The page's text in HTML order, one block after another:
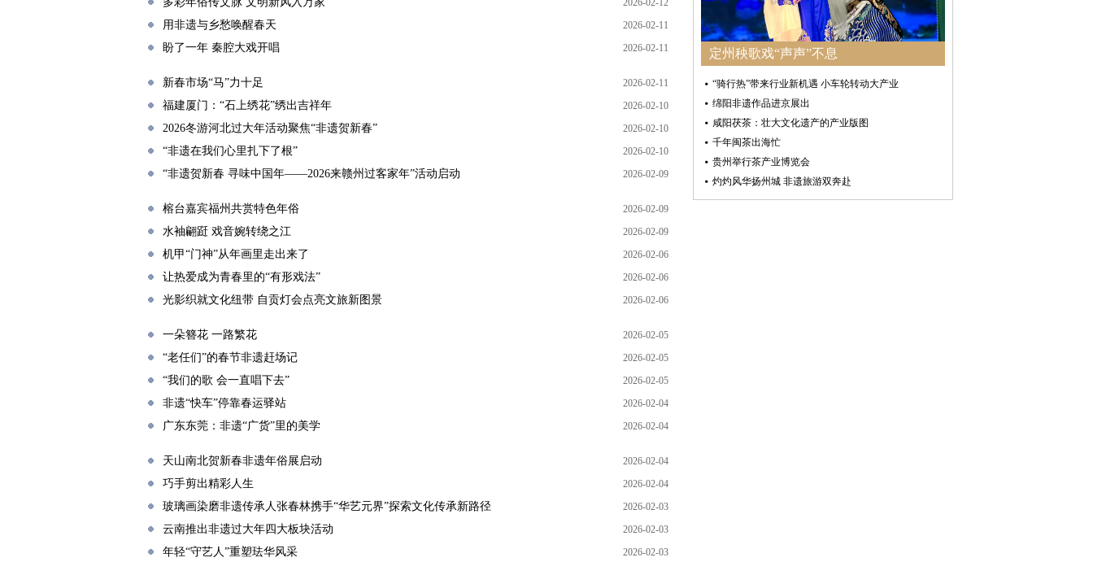
2026-02-12
用非遗与乡愁唤醒春天 2026-02-11
盼了一年 秦腔大戏开唱 2026-02-11
新春市场“马”力十足 2026-02-11
福建厦门：“石上绣花”绣出吉祥年 2026-02-10
2026冬游河北过大年活动聚焦“非遗贺新春” 2026-02-10
“非遗在我们心里扎下了根” 2026-02-10
“非遗贺新春 寻味中国年——2026来赣州过客家年”活动启动 2026-02-09
榕台嘉宾福州共赏特色年俗 2026-02-09
水袖翩跹 戏音婉转绕之江 2026-02-09
机甲“门神”从年画里走出来了 2026-02-06
让热爱成为青春里的“有形戏法” 2026-02-06
光影织就文化纽带 自贡灯会点亮文旅新图景 2026-02-06
一朵簪花 一路繁花 2026-02-05
“老任们”的春节非遗赶场记 2026-02-05
“我们的歌 会一直唱下去” 2026-02-05
非遗“快车”停靠春运驿站 2026-02-04
广东东莞：非遗“广货”里的美学 2026-02-04
天山南北贺新春非遗年俗展启动 2026-02-04
巧手剪出精彩人生 2026-02-04
玻璃画染磨非遗传承人张春林携手“华艺元界”探索文化传承新路径 2026-02-03
云南推出非遗过大年四大板块活动 2026-02-03
年轻“守艺人”重塑珐华风采 2026-02-03
定州秧歌戏“声声”不息
“骑行热”带来行业新机遇 小车轮转动大产业
绵阳非遗作品进京展出
咸阳茯茶：壮大文化遗产的产业版图
千年闽茶出海忙
贵州举行茶产业博览会
灼灼风华扬州城 非遗旅游双奔赴